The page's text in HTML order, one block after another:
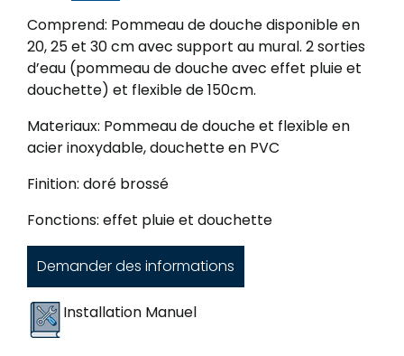
Comprend: Pommeau de douche disponible en
20, 25 et 30 cm avec support au mural. 2 sorties
d’eau (pommeau de douche avec effet pluie et
douchette) et flexible de 150cm.
Materiaux: Pommeau de douche et flexible en
acier inoxydable, douchette en PVC
Finition: doré brossé
Fonctions: effet pluie et douchette
Demander des informations
Installation Manuel